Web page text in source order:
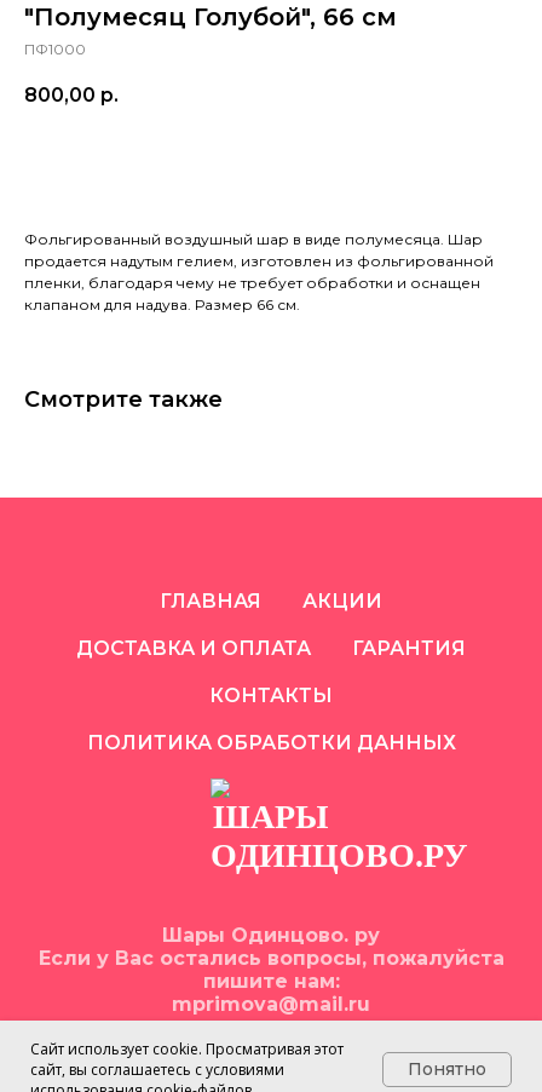
"Полумесяц Голубой", 66 см
ПФ1000
800,00 р.
Фольгированный воздушный шар в виде полумесяца. Шар
продается надутым гелием, изготовлен из фольгированной
пленки, благодаря чему не требует обработки и оснащен
клапаном для надува. Размер 66 см.
Смотрите также
ГЛАВНАЯ АКЦИИ
ДОСТАВКА И ОПЛАТА ГАРАНТИЯ
КОНТАКТЫ
ПОЛИТИКА ОБРАБОТКИ ДАННЫХ
Шары Одинцово. ру
Если у Вас остались вопросы, пожалуйста
пишите нам:
mprimova@mail.ru
Сайт использует cookie. Просматривая этот
сайт, вы соглашаетесь с условиями
Понятно